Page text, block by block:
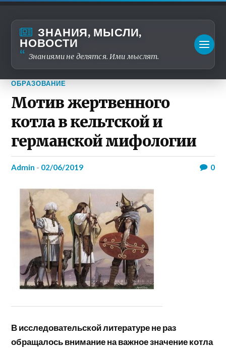
ЗНАНИЯ, МЫСЛИ,
НОВОСТИ
Знаниями не делятся. Ими мыслят.
ОБРАЗОВАНИЕ
Мотив жертвенного
котла в кельтской и
германской мифологии
admin - 02/06/2019 0
В исследовательской литературе не раз
обращалось внимание на важное значение котла